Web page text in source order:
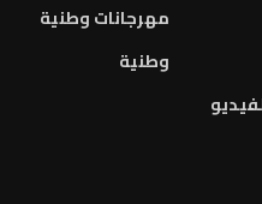
مهرجانات وطنية
وطنية